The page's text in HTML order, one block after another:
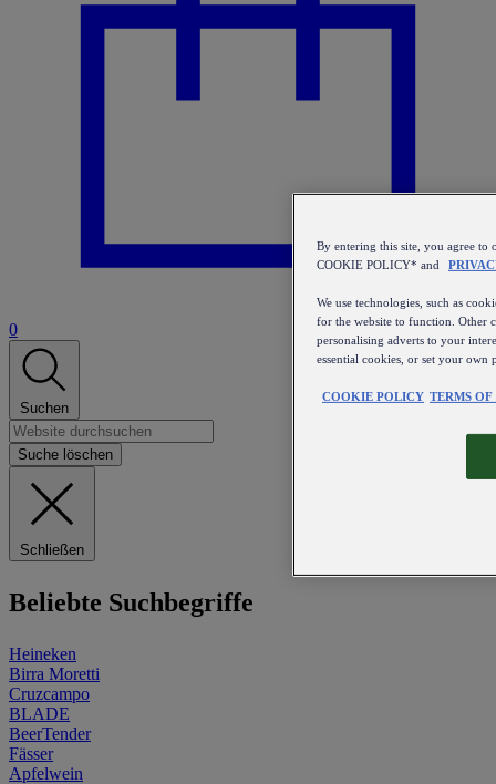
0
Suchen
Suche löschen
Schließen
Beliebte Suchbegriffe
Heineken
Birra Moretti
Cruzcampo
BLADE
BeerTender
Fässer
Apfelwein
By entering this site, you agree to
COOKIE POLICY* and
We use technologies, such as
for the website to function. Other
personalising adverts to your
essential cookies, or set your own
COOKIE POLICY TERMS OF